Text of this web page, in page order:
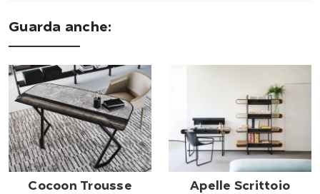
Guarda anche:
Cocoon Trousse
Apelle Scrittoio